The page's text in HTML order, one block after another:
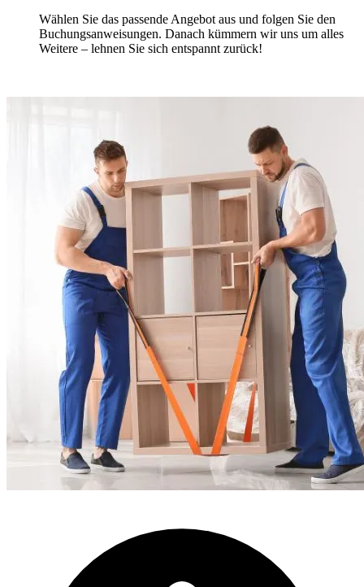
Wählen Sie das passende Angebot aus und folgen Sie den
Buchungsanweisungen. Danach kümmern wir uns um alles
Weitere – lehnen Sie sich entspannt zurück!